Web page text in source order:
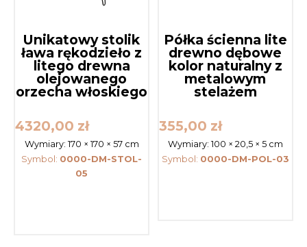
Unikatowy stolik
ława rękodzieło z
litego drewna
olejowanego
orzecha włoskiego
4320,00 zł
Wymiary: 170 × 170 × 57 cm
Symbol: 0000-DM-STOL-
05
Półka ścienna lite
drewno dębowe
kolor naturalny z
metalowym
stelażem
355,00 zł
Wymiary: 100 × 20,5 × 5 cm
Symbol: 0000-DM-POL-03